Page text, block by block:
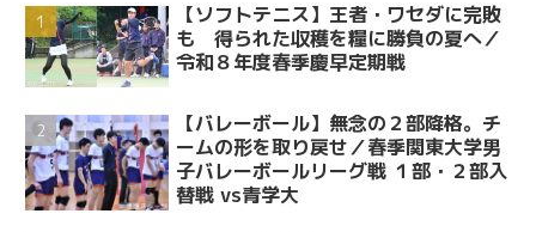
【ソフトテニス】王者・ワセダに完敗
も 得られた収穫を糧に勝負の夏へ／
令和８年度春季慶早定期戦
【バレーボール】無念の２部降格。チ
ームの形を取り戻せ／春季関東大学男
子バレーボールリーグ戦 １部・２部入
替戦 vs青学大